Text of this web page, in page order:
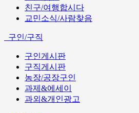
친구/여행합시다
교민소식/사람찾음
구인/구직
구인게시판
구직게시판
농장/공장구인
과제&에세이
과외&개인광고